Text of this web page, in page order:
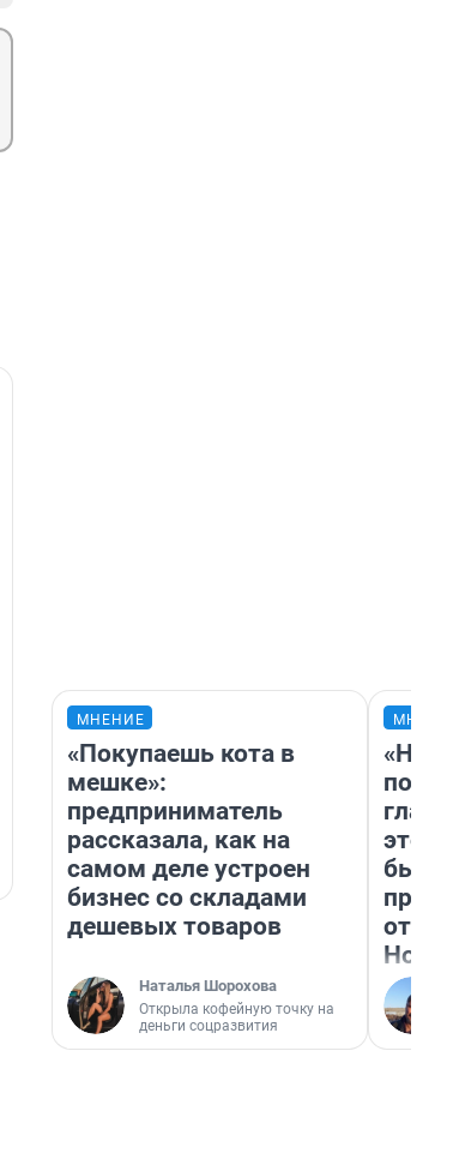
МНЕНИЕ
«Покупаешь кота в
мешке»:
предприниматель
рассказала, как на
самом деле устроен
бизнес со складами
дешевых товаров
Наталья Шорохова
Открыла кофейную точку на
деньги соцразвития
этого
бьет